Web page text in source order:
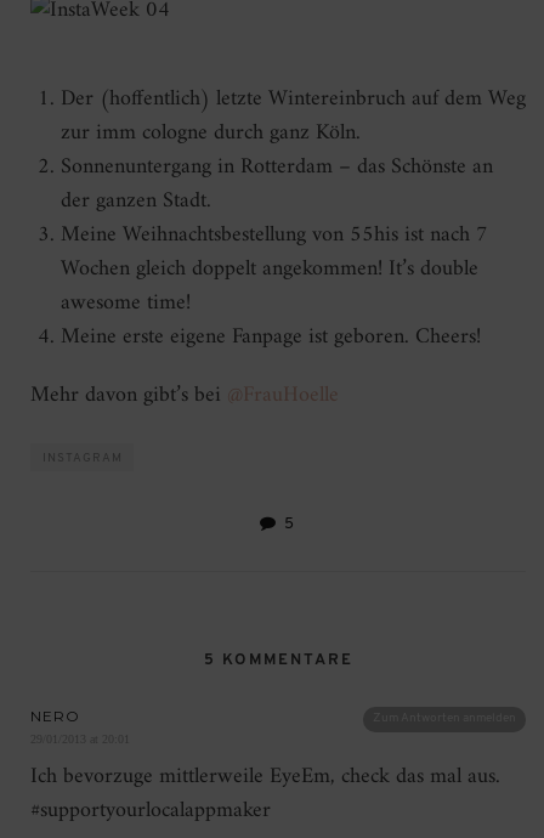
Der (hoffentlich) letzte Wintereinbruch auf dem Weg
zur imm cologne durch ganz Köln.
Sonnenuntergang in Rotterdam – das Schönste an
der ganzen Stadt.
Meine Weihnachtsbestellung von 55his ist nach 7
Wochen gleich doppelt angekommen! It’s double
awesome time!
Meine erste eigene Fanpage ist geboren. Cheers!
Mehr davon gibt’s bei @FrauHoelle
INSTAGRAM
5
5 KOMMENTARE
NERO
Ich bevorzuge mittlerweile EyeEm, check das mal aus.
#supportyourlocalappmaker